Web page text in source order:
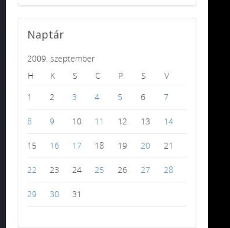
Naptár
2009. szeptember
H
K S C P S
V
1
2 3 4 5 6 7
8 9 10 11 12 13 14
15 16 17 18 19 20 21
22 23 24 25 26 27 28
29 30 31